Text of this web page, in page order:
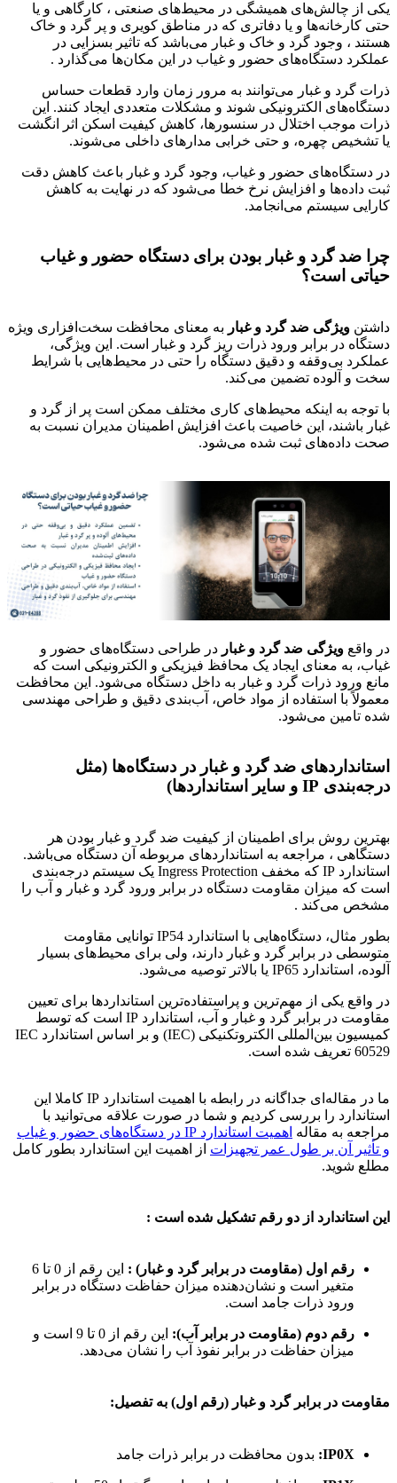
یکی از چالش‌های همیشگی در محیط‌های صنعتی ، کارگاهی و یا
حتی کارخانه‌ها و یا دفاتری که در مناطق کویری و پر گرد و خاک
هستند ، وجود گرد و خاک و غبار می‌باشد که تاثیر بسزایی در
عملکرد دستگاه‌های حضور و غیاب در این مکان‌ها می‌گذارد .
ذرات گرد و غبار می‌توانند به مرور زمان وارد قطعات حساس
دستگاه‌های الکترونیکی شوند و مشکلات متعددی ایجاد کنند. این
ذرات موجب اختلال در سنسورها، کاهش کیفیت اسکن اثر انگشت
یا تشخیص چهره، و حتی خرابی مدارهای داخلی می‌شوند.
در دستگاه‌های حضور و غیاب، وجود گرد و غبار باعث کاهش دقت
ثبت داده‌ها و افزایش نرخ خطا می‌شود که در نهایت به کاهش
کارایی سیستم می‌انجامد.
چرا ضد گرد و غبار بودن برای دستگاه حضور و غیاب
حیاتی است؟
داشتن ویژگی ضد گرد و غبار به معنای محافظت سخت‌افزاری ویژه
دستگاه در برابر ورود ذرات ریز گرد و غبار است. این ویژگی،
عملکرد بی‌وقفه و دقیق دستگاه را حتی در محیط‌هایی با شرایط
سخت و آلوده تضمین می‌کند.
با توجه به اینکه محیط‌های کاری مختلف ممکن است پر از گرد و
غبار باشند، این خاصیت باعث افزایش اطمینان مدیران نسبت به
صحت داده‌های ثبت شده می‌شود.
در واقع ویژگی ضد گرد و غبار در طراحی دستگاه‌های حضور و
غیاب، به معنای ایجاد یک محافظ فیزیکی و الکترونیکی است که
مانع ورود ذرات گرد و غبار به داخل دستگاه می‌شود. این محافظت
معمولاً با استفاده از مواد خاص، آب‌بندی دقیق و طراحی مهندسی
شده تامین می‌شود.
استانداردهای ضد گرد و غبار در دستگاه‌ها (مثل
درجه‌بندی IP و سایر استانداردها)
بهترین روش برای اطمینان از کیفیت ضد گرد و غبار بودن هر
دستگاهی ، مراجعه به استانداردهای مربوطه آن دستگاه می‌باشد.
استاندارد IP که مخفف Ingress Protection یک سیستم درجه‌بندی
است که میزان مقاومت دستگاه در برابر ورود گرد و غبار و آب را
مشخص می‌کند .
بطور مثال، دستگاه‌هایی با استاندارد IP54 توانایی مقاومت
متوسطی در برابر گرد و غبار دارند، ولی برای محیط‌های بسیار
آلوده، استاندارد IP65 یا بالاتر توصیه می‌شود.
در واقع یکی از مهم‌ترین و پراستفاده‌ترین استانداردها برای تعیین
مقاومت در برابر گرد و غبار و آب، استاندارد IP است که توسط
کمیسیون بین‌المللی الکتروتکنیکی (IEC) و بر اساس استاندارد IEC
60529 تعریف شده است.
ما در مقاله‌ای جداگانه در رابطه با اهمیت استاندارد IP کاملا این
استاندارد را بررسی کردیم و شما در صورت علاقه می‌توانید با
مراجعه به مقاله
اهمیت استاندارد IP در دستگاه‌های حضور و غیاب
و تأثیر آن بر طول عمر تجهیزات از اهمیت این استاندارد بطور کامل
مطلع شوید.
این استاندارد از دو رقم تشکیل شده است :
رقم اول (مقاومت در برابر گرد و غبار) :
این رقم از 0 تا 6
متغیر است و نشان‌دهنده میزان حفاظت دستگاه در برابر
ورود ذرات جامد است.
رقم دوم (مقاومت در برابر آب):
این رقم از 0 تا 9 است و
میزان حفاظت در برابر نفوذ آب را نشان می‌دهد.
مقاومت در برابر گرد و غبار (رقم اول) به تفصیل:
IP0X: بدون محافظت در برابر ذرات جامد